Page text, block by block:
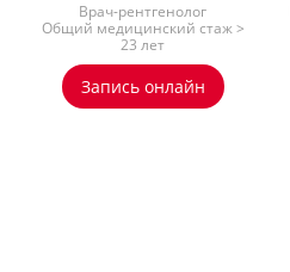
Врач-рентгенолог
Общий медицинский стаж >
23 лет
Запись онлайн